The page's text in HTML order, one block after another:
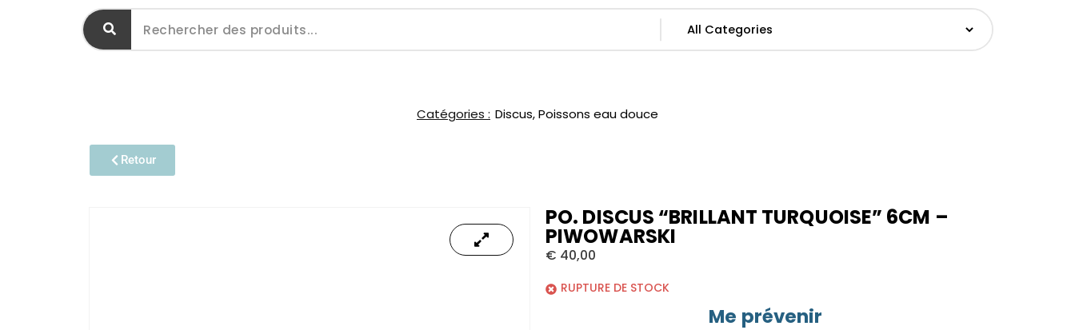
Catégories : Discus,Poissons eau douce
Retour
PO. DISCUS “BRILLANT TURQUOISE” 6CM –
PIWOWARSKI
€ 40,00
RUPTURE DE STOCK
Me prévenir